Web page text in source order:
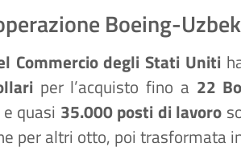
Boeing-
Commercio degli Stati Uniti
per l’acquisto fino a 22
e quasi 35.000 posti di lavoro
per altri otto, poi trasformata